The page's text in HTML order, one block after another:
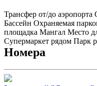
Трансфер от/до аэропорта
Бассейн Охраняемая
площадка Мангал Место
Супермаркет рядом Парк
Номера